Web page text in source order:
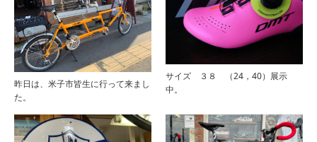
昨日は、米子市皆生に行って来まし
た。
サイズ ３８ （24，40）展示
中。